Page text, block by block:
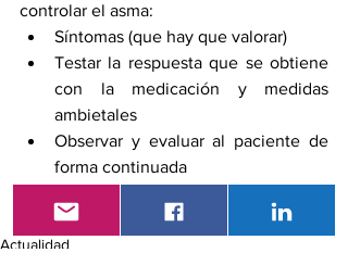
controlar el asma:
Síntomas (que hay que valorar)
Testar la respuesta que se obtiene
con la medicación y medidas
ambietales
Observar y evaluar al paciente de
forma continuada
las medidas de control ambiental
Actualidad